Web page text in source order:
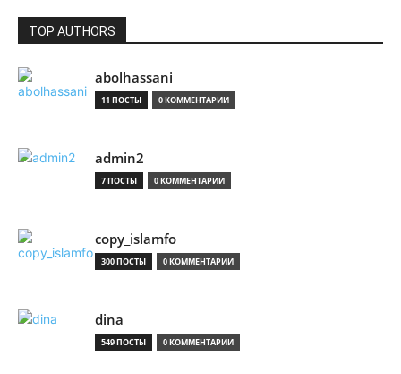
TOP AUTHORS
abolhassani
11 ПОСТЫ 0 КОММЕНТАРИИ
admin2
7 ПОСТЫ 0 КОММЕНТАРИИ
copy_islamfo
300 ПОСТЫ 0 КОММЕНТАРИИ
dina
549 ПОСТЫ 0 КОММЕНТАРИИ